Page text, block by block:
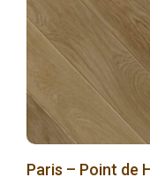
Paris – Point de